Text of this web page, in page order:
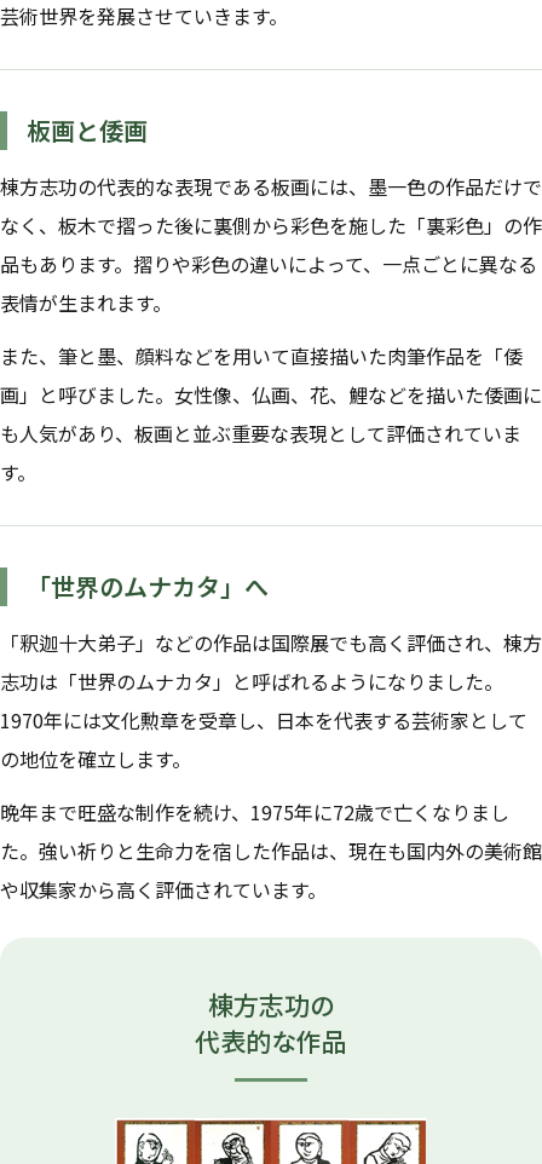
芸術世界を発展させていきます。
板画と倭画
棟方志功の代表的な表現である板画には、墨一色の作品だけで
なく、板木で摺った後に裏側から彩色を施した「裏彩色」の作
品もあります。摺りや彩色の違いによって、一点ごとに異なる
表情が生まれます。
また、筆と墨、顔料などを用いて直接描いた肉筆作品を「倭
画」と呼びました。女性像、仏画、花、鯉などを描いた倭画に
も人気があり、板画と並ぶ重要な表現として評価されていま
す。
「世界のムナカタ」へ
「釈迦十大弟子」などの作品は国際展でも高く評価され、棟方
志功は「世界のムナカタ」と呼ばれるようになりました。
1970年には文化勲章を受章し、日本を代表する芸術家として
の地位を確立します。
晩年まで旺盛な制作を続け、1975年に72歳で亡くなりまし
た。強い祈りと生命力を宿した作品は、現在も国内外の美術館
や収集家から高く評価されています。
棟方志功の
代表的な作品